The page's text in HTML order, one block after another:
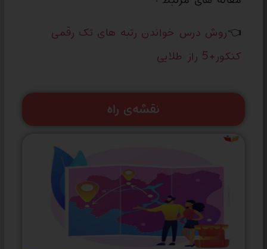
👈روش درس خواندن رتبه های تک رقمی
کنکور+5 راز طلایی
نقشه‌ی راه